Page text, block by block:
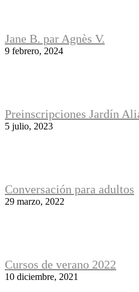
Jane B. par Agnès V.
9 febrero, 2024
Preinscripciones Jardín
5 julio, 2023
Conversación para adultos
29 marzo, 2022
Cursos de verano 2022
10 diciembre, 2021